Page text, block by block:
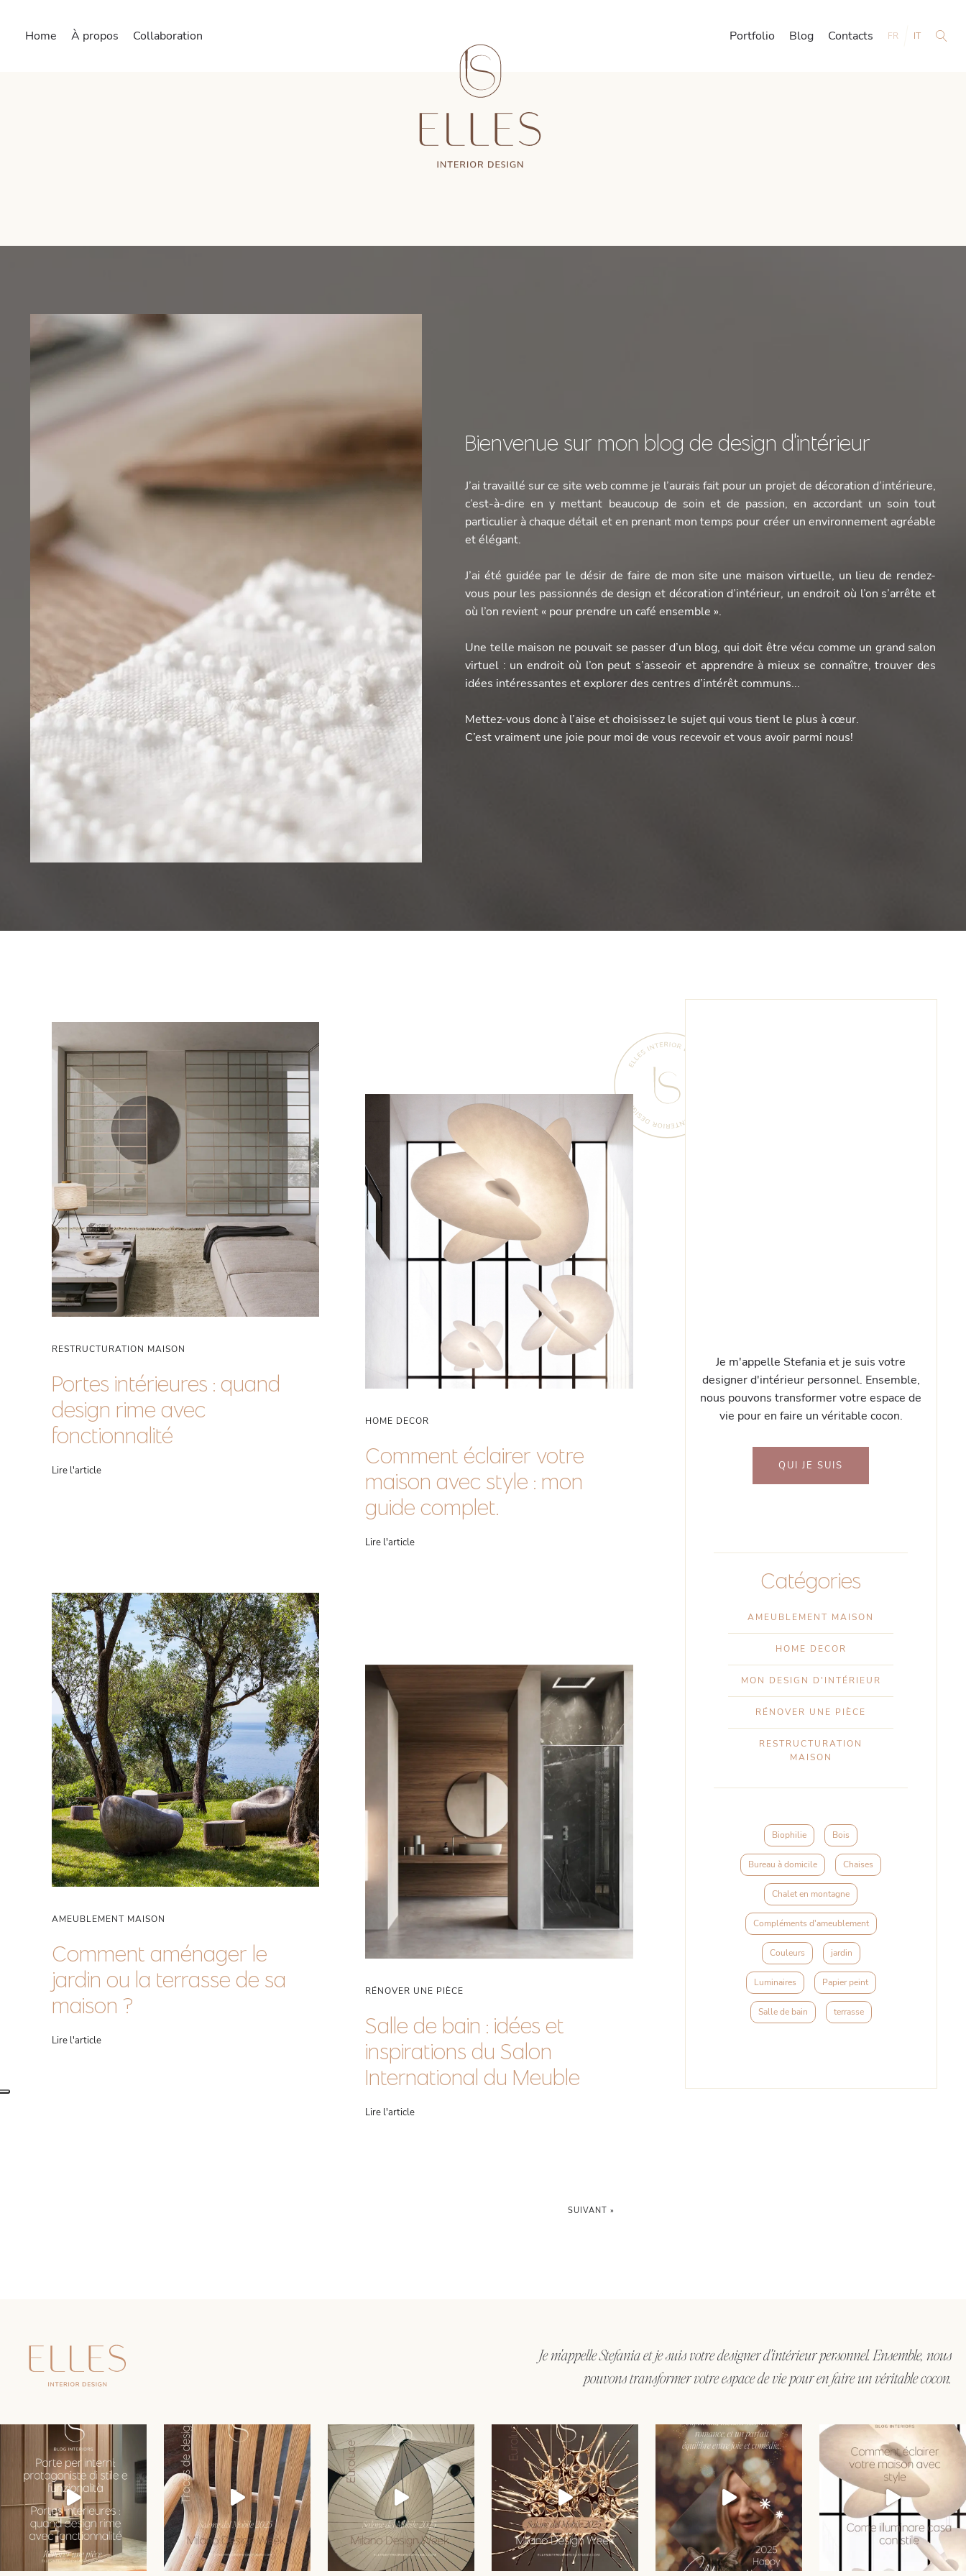
Home À propos Collaboration Portfolio Blog Contacts FR IT
Bienvenue sur mon blog de design d'intérieur
J’ai travaillé sur ce site web comme je l’aurais fait pour un projet de décoration d’intérieure,
c’est-à-dire en y mettant beaucoup de soin et de passion, en accordant un soin tout
particulier à chaque détail et en prenant mon temps pour créer un environnement agréable
et élégant.
J’ai été guidée par le désir de faire de mon site une maison virtuelle, un lieu de rendez-
vous pour les passionnés de design et décoration d’intérieur, un endroit où l’on s’arrête et
où l’on revient « pour prendre un café ensemble ».
Une telle maison ne pouvait se passer d’un blog, qui doit être vécu comme un grand salon
virtuel : un endroit où l’on peut s’asseoir et apprendre à mieux se connaître, trouver des
idées intéressantes et explorer des centres d’intérêt communs...
Mettez-vous donc à l’aise et choisissez le sujet qui vous tient le plus à cœur.
C’est vraiment une joie pour moi de vous recevoir et vous avoir parmi nous!
RESTRUCTURATION MAISON
Portes intérieures : quand
design rime avec
fonctionnalité
Lire l'article
HOME DECOR
Comment éclairer votre
maison avec style : mon
guide complet.
Lire l'article
AMEUBLEMENT MAISON
Comment aménager le
jardin ou la terrasse de sa
maison ?
Lire l'article
RÉNOVER UNE PIÈCE
Salle de bain : idées et
inspirations du Salon
International du Meuble
Lire l'article
SUIVANT »
Je m'appelle Stefania et je suis votre
designer d'intérieur personnel. Ensemble,
nous pouvons transformer votre espace de
vie pour en faire un véritable cocon.
QUI JE SUIS
Catégories
AMEUBLEMENT MAISON
HOME DECOR
MON DESIGN D'INTÉRIEUR
RÉNOVER UNE PIÈCE
RESTRUCTURATION
MAISON
Biophilie Bois
Bureau à domicile Chaises
Chalet en montagne
Compléments d'ameublement
Couleurs jardin
Luminaires Papier peint
Salle de bain terrasse
Je m'appelle Stefania et je suis votre designer d'intérieur personnel. Ensemble, nous
pouvons transformer votre espace de vie pour en faire un véritable cocon.